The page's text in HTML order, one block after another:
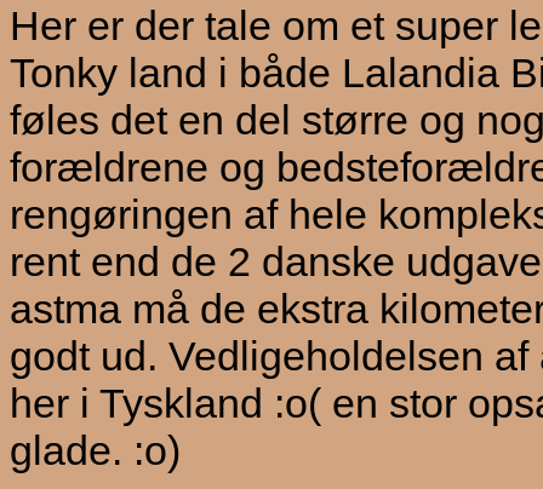
Her er der tale om et super
Tonky land i både Lalandia
føles det en del større og
forældrene og
rengøringen af hele
rent end de 2 danske
astma må de ekstra
godt ud. Vedligeholdelsen
her i Tyskland :o( en stor
glade. :o)